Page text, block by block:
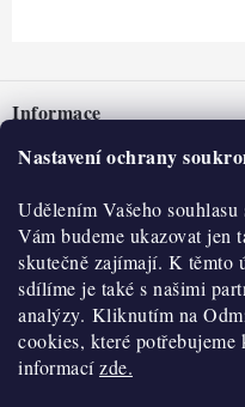
Nastavení ochrany
Udělením Vašeho
Vám budeme ukazovat jen
skutečně zajímají. K těmto
sdílíme je také s našimi
analýzy. Kliknutím na
cookies, které
informacízde.
pInformace
Nepřevzetí zásilky na dobírku
Obchodní podmínky
Hodnocení obchodu
Blog
Moje objednávka
O nás
Historie
Kontakty
O nákupu
Reklamace a vratky
Výdejní místa